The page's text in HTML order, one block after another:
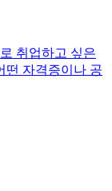
취업하고 싶은
떤 자격증이나 공